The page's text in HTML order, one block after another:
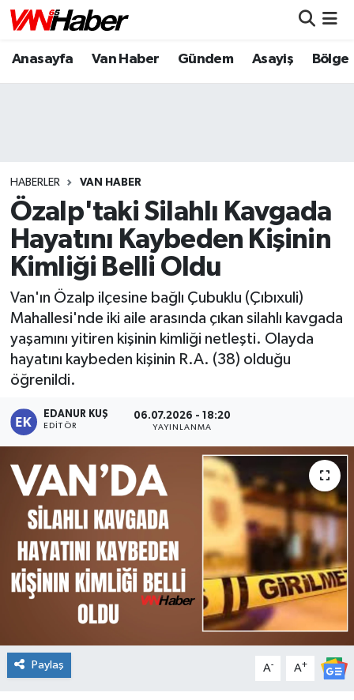
Anasayfa Van Haber Gündem Asayiş Bölge
HABERLER VAN HABER
Özalp'taki Silahlı Kavgada
Hayatını Kaybeden Kişinin
Kimliği Belli Oldu
Van'ın Özalp ilçesine bağlı Çubuklu (Çıbıxuli)
Mahallesi'nde iki aile arasında çıkan silahlı kavgada
yaşamını yitiren kişinin kimliği netleşti. Olayda
hayatını kaybeden kişinin R.A. (38) olduğu
öğrenildi.
EDANUR KUŞ
EDITÖR
06.07.2026 - 18:20
YAYINLANMA
Paylaş A- A+
Nöbetçi Eczaneler
Puan Durumu ve Fikstür
Tüm Manşetler
Son Dakika Haberleri
Haber Arşivi